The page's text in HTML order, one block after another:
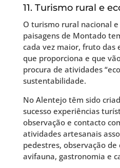
11. Turismo rural e
O turismo rural nacional
paisagens de Montado
cada vez maior, fruto das
que proporciona e que
procura de atividades
sustentabilidade.
No Alentejo têm sido
sucesso experiências
observação e contacto
atividades artesanais
pedestres, observação
avifauna, gastronomia e